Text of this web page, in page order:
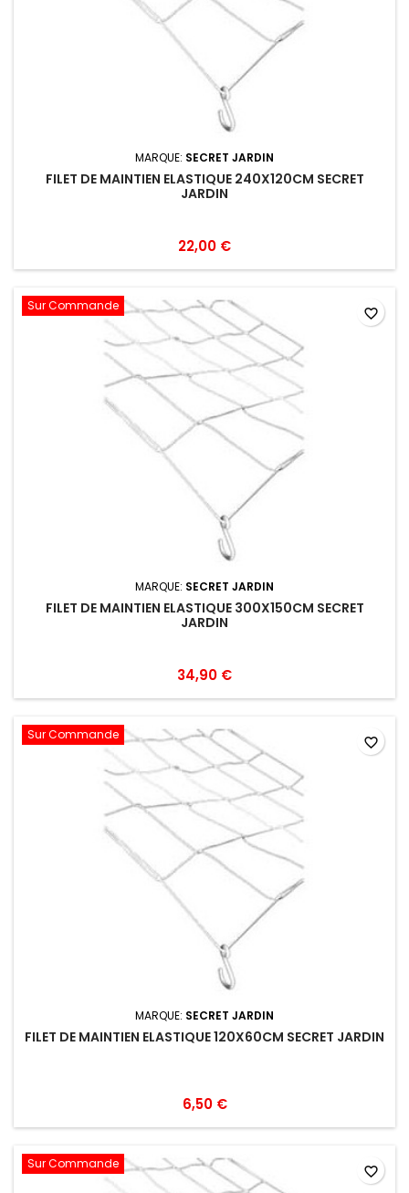
MARQUE: SECRET JARDIN
FILET DE MAINTIEN ELASTIQUE 240X120CM SECRET
JARDIN
22,00 €
Sur Commande
MARQUE: SECRET JARDIN
FILET DE MAINTIEN ELASTIQUE 300X150CM SECRET
JARDIN
34,90 €
favorite_border
Sur Commande
MARQUE: SECRET JARDIN
FILET DE MAINTIEN ELASTIQUE 120X60CM SECRET JARDIN
6,50 €
favorite_border
Sur Commande favorite_border